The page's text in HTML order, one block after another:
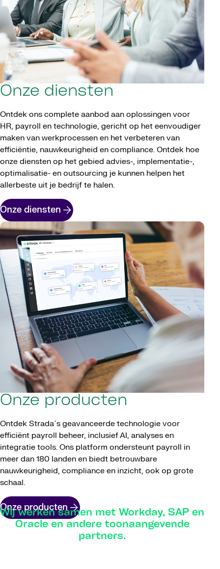
Onze diensten
Ontdek ons complete aanbod aan oplossingen voor
HR, payroll en technologie, gericht op het eenvoudiger
maken van werkprocessen en het verbeteren van
efficiëntie, nauwkeurigheid en compliance. Ontdek hoe
onze diensten op het gebied advies-, implementatie-,
optimalisatie- en outsourcing je kunnen helpen het
allerbeste uit je bedrijf te halen.
Onze diensten
Onze producten
Ontdek Strada´s geavanceerde technologie voor
efficiënt payroll beheer, inclusief AI, analyses en
integratie tools. Ons platform ondersteunt payroll in
meer dan 180 landen en biedt betrouwbare
nauwkeurigheid, compliance en inzicht, ook op grote
schaal.
Onze producten
Wij werken samen met Workday, SAP en
Oracle en andere toonaangevende
partners.